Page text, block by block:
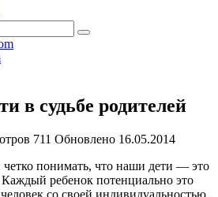
в судьбе родителей
711 Обновлено 16.05.2014
понимать, что наши дети — это
ребенок потенциально это
со своей индивидуальностью,